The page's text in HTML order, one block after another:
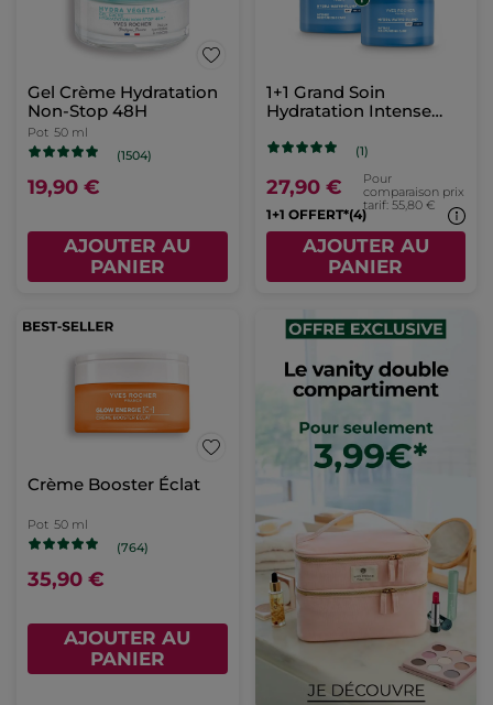
Gel Crème Hydratation
Non-Stop 48H
Pot 50 ml
(1504)
19,90 €
AJOUTER AU
PANIER
1+1 Grand Soin
Hydratation Intense
ml
(1)
27,90 €
Pour
comparaison prix
tarif: 55,80 €
1+1 OFFERT*(4)
AJOUTER AU
PANIER
Crème Booster Éclat
Pot 50 ml
(764)
35,90 €
AJOUTER AU
PANIER